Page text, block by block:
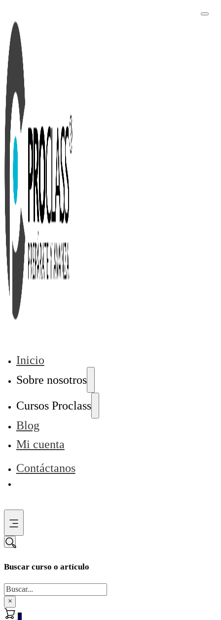
Inicio
Sobre nosotros
Cursos Proclass
Blog
Mi cuenta
Contáctanos
Buscar curso o artículo
Buscar
×
0